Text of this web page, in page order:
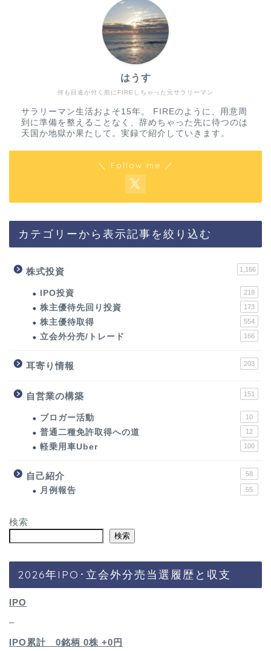
何も目途が付く前にFIREしちゃった元サラリーマン
はうす
サラリーマン生活およそ15年。 FIREのように、用意周
到に準備を整えることなく、辞めちゃった先に待つのは
天国か地獄か果たして。実録で紹介していきます。
＼ Follow me ／
カテゴリーから表示記事を絞り込む
株式投資 1,166
IPO投資 218
株主優待先回り投資 173
株主優待取得 554
立会外分売/トレード 166
耳寄り情報 203
自営業の構築 151
ブロガー活動 10
普通二種免許取得への道 12
軽乗用車Uber 100
自己紹介 58
月例報告 55
検索
検索
2026年IPO･立会外分売当選履歴と収支
IPO
–
IPO累計 0銘柄 0株 +0円